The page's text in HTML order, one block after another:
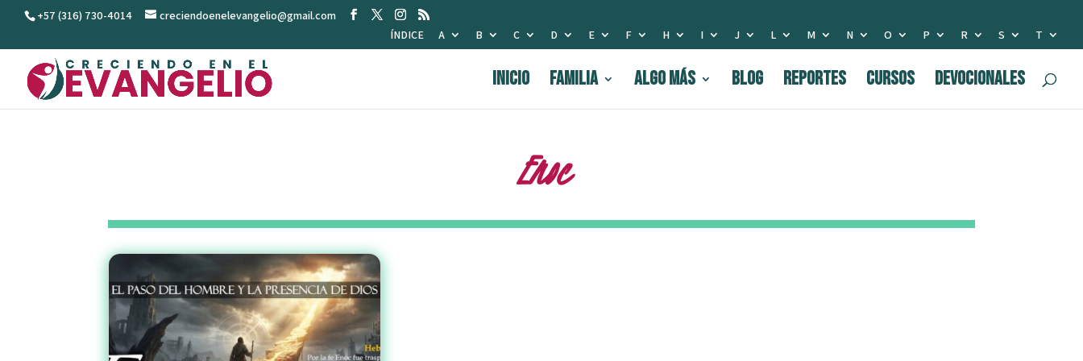
+57 (316) 730-4014
creciendoenelevangelio@gmail.com
ÍNDICE
A B C D E F H I J L M N O P R S T
INICIO FAMILIA Algo Más BLOG Reportes Cursos Devocionales
Enoc